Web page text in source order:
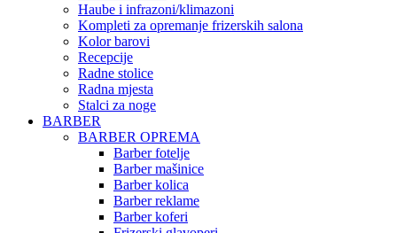
Haube i infrazoni/klimazoni
Kompleti za opremanje frizerskih salona
Kolor barovi
Recepcije
Radne stolice
Radna mjesta
Stalci za noge
BARBER
BARBER OPREMA
Barber fotelje
Barber mašinice
Barber kolica
Barber reklame
Barber koferi